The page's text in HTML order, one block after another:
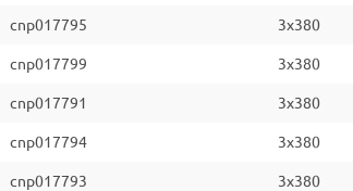
cnp017795 3x380
cnp017799 3x380
cnp017791 3x380
cnp017794 3x380
cnp017793 3x380